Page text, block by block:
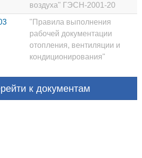
воздуха" ГЭСН-2001-20
"Правила выполнения
рабочей документации
отопления, вентиляции и
кондиционирования"
к документам